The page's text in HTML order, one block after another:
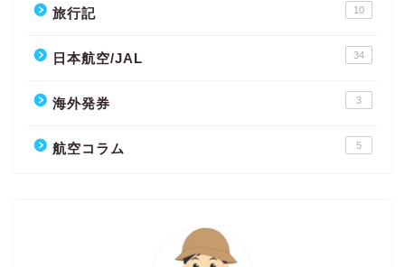
旅行記 10
日本航空/JAL 34
海外発券 3
航空コラム 5